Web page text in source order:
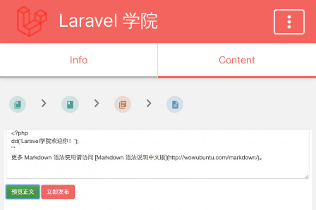
Laravel 学院
Info Content